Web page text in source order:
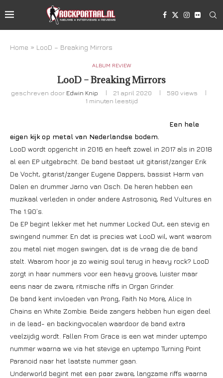
Home » LooD – Breaking Mirrors
ALBUM REVIEW
LooD – Breaking Mirrors
geschreven door Edwin Knip 21 april 2020 590 views
1 minuten leestijd
Een hele
eigen kijk op metal van Nederlandse bodem.
LooD wordt opgericht in 2016 en heeft zowel in 2017 als in 2018
al een EP uitgebracht. De band bestaat uit gitarist/zanger Erik
De Vocht, gitarist/zanger Eugene Dappers, bassist Harm van
Dalen en drummer Jarno van Osch. De heren hebben een
muzikaal verleden in onder andere Astrosoniq, Red Vultures en
The 1.90’s.
De EP begint lekker met het nummer Locked Out, een stevig en
swingend nummer. En dat is precies wat LooD wil, want waarom
zou metal niet mogen swingen, dat is de vraag die de band
stelt. Waarom hoor je zo weinig soul terug in heavy rock? LooD
zorgt in haar nummers voor een heavy groove, luister maar
eens naar de zware, ritmische riffs in Organ Grinder.
De band kent invloeden van Prong, Faith No More, Alice In
Chains en White Zombie. Beide zangers hebben hun eigen deel
in de lead- en backingvocalen waardoor de band extra
veelzijdig wordt. Fallen From Grace is een wat minder uptempo
nummer waarna we via het stevige en uptempo Turning Point
Paranoid naar het laatste nummer gaan.
Underworld begint met een paar zware, langzame riffs waarna